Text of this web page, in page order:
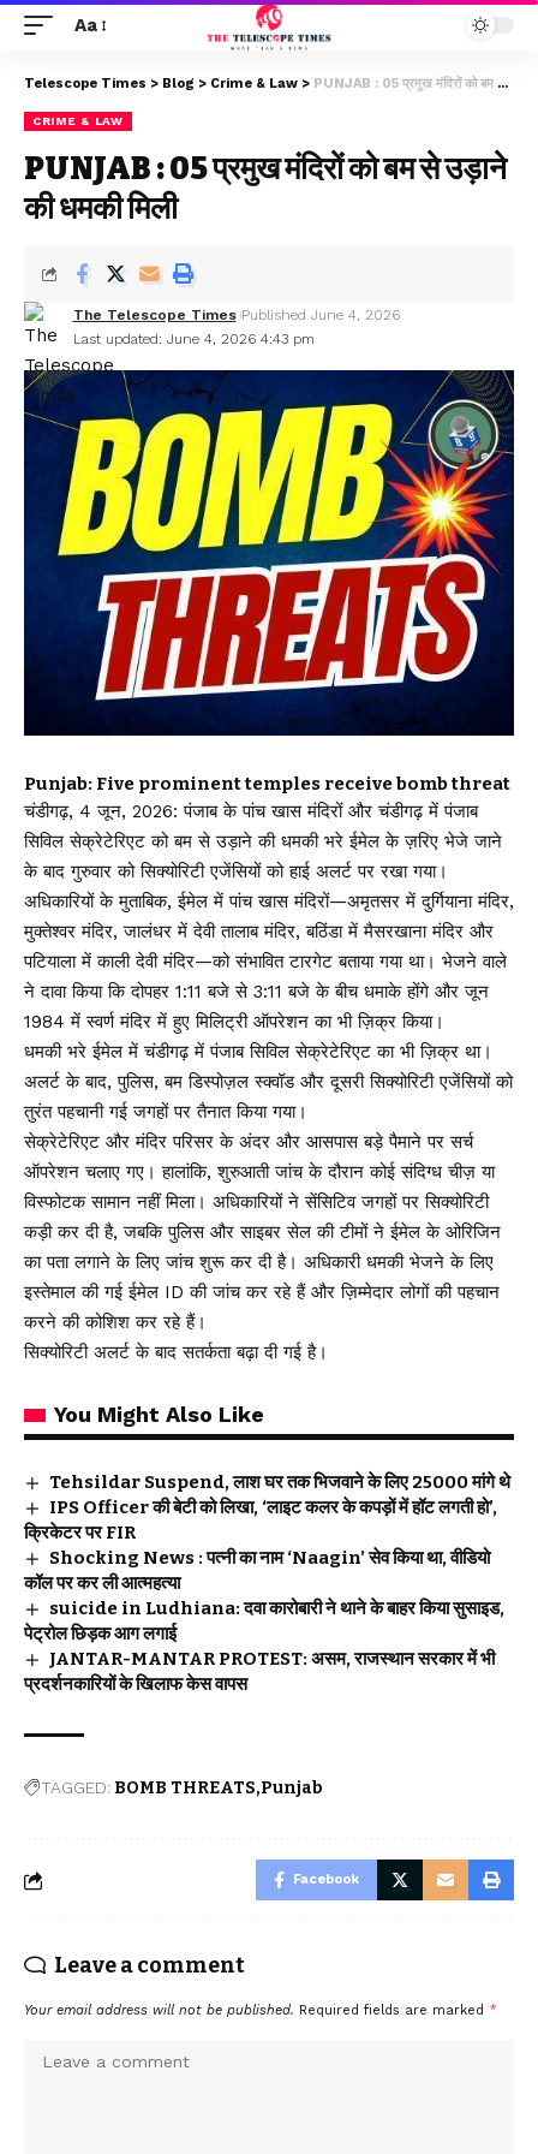
Aa
Telescope Times > Blog > Crime & Law > PUNJAB : 05 प्रमुख मंदिरों को बम से उड़ाने की धमकी मिली
CRIME & LAW
PUNJAB : 05 प्रमुख मंदिरों को बम से उड़ाने
की धमकी मिली
Last updated: June 4, 2026 4:43 pm
The Telescope Times Published June 4, 2026
Punjab: Five prominent temples receive bomb threat
चंडीगढ़, 4 जून, 2026: पंजाब के पांच खास मंदिरों और चंडीगढ़ में पंजाब
सिविल सेक्रेटेरिएट को बम से उड़ाने की धमकी भरे ईमेल के ज़रिए भेजे जाने
के बाद गुरुवार को सिक्योरिटी एजेंसियों को हाई अलर्ट पर रखा गया।
अधिकारियों के मुताबिक, ईमेल में पांच खास मंदिरों—अमृतसर में दुर्गियाना मंदिर,
मुक्तेश्वर मंदिर, जालंधर में देवी तालाब मंदिर, बठिंडा में मैसरखाना मंदिर और
पटियाला में काली देवी मंदिर—को संभावित टारगेट बताया गया था। भेजने वाले
ने दावा किया कि दोपहर 1:11 बजे से 3:11 बजे के बीच धमाके होंगे और जून
1984 में स्वर्ण मंदिर में हुए मिलिट्री ऑपरेशन का भी ज़िक्र किया।
धमकी भरे ईमेल में चंडीगढ़ में पंजाब सिविल सेक्रेटेरिएट का भी ज़िक्र था।
अलर्ट के बाद, पुलिस, बम डिस्पोज़ल स्क्वॉड और दूसरी सिक्योरिटी एजेंसियों को
तुरंत पहचानी गई जगहों पर तैनात किया गया।
सेक्रेटेरिएट और मंदिर परिसर के अंदर और आसपास बड़े पैमाने पर सर्च
ऑपरेशन चलाए गए। हालांकि, शुरुआती जांच के दौरान कोई संदिग्ध चीज़ या
विस्फोटक सामान नहीं मिला। अधिकारियों ने सेंसिटिव जगहों पर सिक्योरिटी
कड़ी कर दी है, जबकि पुलिस और साइबर सेल की टीमों ने ईमेल के ओरिजिन
का पता लगाने के लिए जांच शुरू कर दी है। अधिकारी धमकी भेजने के लिए
इस्तेमाल की गई ईमेल ID की जांच कर रहे हैं और ज़िम्मेदार लोगों की पहचान
करने की कोशिश कर रहे हैं।
सिक्योरिटी अलर्ट के बाद सतर्कता बढ़ा दी गई है।
You Might Also Like
Tehsildar Suspend, लाश घर तक भिजवाने के लिए ₹25000 मांगे थे
IPS Officer की बेटी को लिखा, ‘लाइट कलर के कपड़ों में हॉट लगती हो’,
क्रिकेटर पर FIR
Shocking News : पत्नी का नाम ‘Naagin’ सेव किया था, वीडियो
कॉल पर कर ली आत्महत्या
suicide in Ludhiana: दवा कारोबारी ने थाने के बाहर किया सुसाइड,
पेट्रोल छिड़क आग लगाई
JANTAR-MANTAR PROTEST: असम, राजस्थान सरकार में भी
प्रदर्शनकारियों के खिलाफ केस वापस
TAGGED: BOMB THREATS Punjab
Facebook
Leave a comment
Your email address will not be published. Required fields are marked *